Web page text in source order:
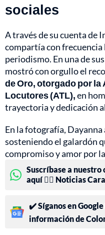
sociales
A través de su cuenta de
compartía con frecuencia
periodismo. En una de
mostró con orgullo el
de Oro, otorgado por
Locutores (ATL),en
trayectoria y dedicación
En la fotografía,
sosteniendo el galardón
compromiso y amor por
Suscríbase a
aquí 👉🏻 Noticias
✔️ Síganos en
información de